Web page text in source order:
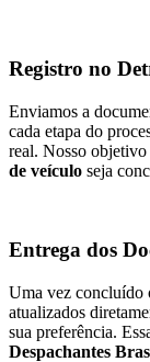
Registro no
Enviamos a
cada etapa do
real. Nosso objetivo
de veículo seja
Entrega dos
Uma vez concluído
atualizados
sua preferência.
Despachantes